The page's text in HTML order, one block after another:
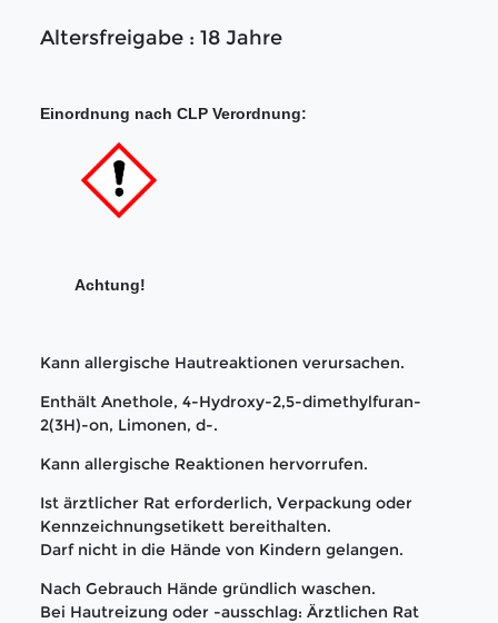
Altersfreigabe : 18 Jahre
Einordnung nach CLP Verordnung:
Achtung!
Kann allergische Hautreaktionen verursachen.
Enthält Anethole, 4-Hydroxy-2,5-dimethylfuran-
2(3H)-on, Limonen, d-.
Kann allergische Reaktionen hervorrufen.
Ist ärztlicher Rat erforderlich, Verpackung oder
Kennzeichnungsetikett bereithalten.
Darf nicht in die Hände von Kindern gelangen.
Nach Gebrauch Hände gründlich waschen.
Bei Hautreizung oder -ausschlag: Ärztlichen Rat